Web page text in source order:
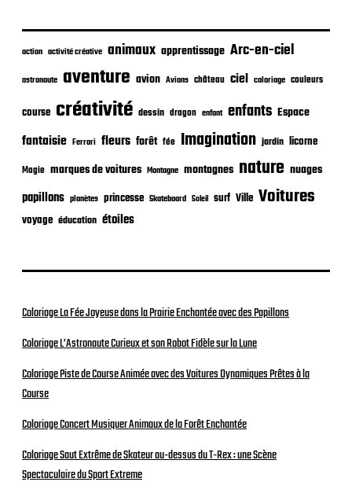
i
a
t
i
o
n
action activité créative animaux apprentissage Arc-en-ciel
astronaute aventure avion Avions château ciel coloriage couleurs
course créativité dessin dragon enfant enfants Espace
fantaisie Ferrari fleurs forêt fée Imagination jardin licorne
Magie marques de voitures Montagne montagnes nature nuages
papillons planètes princesse Skateboard Soleil surf Ville Voitures
voyage éducation étoiles
Coloriage La Fée Joyeuse dans la Prairie Enchantée avec des Papillons
Coloriage L’Astronaute Curieux et son Robot Fidèle sur la Lune
Coloriage Piste de Course Animée avec des Voitures Dynamiques Prêtes à la
Course
Coloriage Concert Musiquer Animaux de la Forêt Enchantée
Coloriage Saut Extrême de Skateur au-dessus du T-Rex : une Scène
Spectaculaire du Sport Extreme